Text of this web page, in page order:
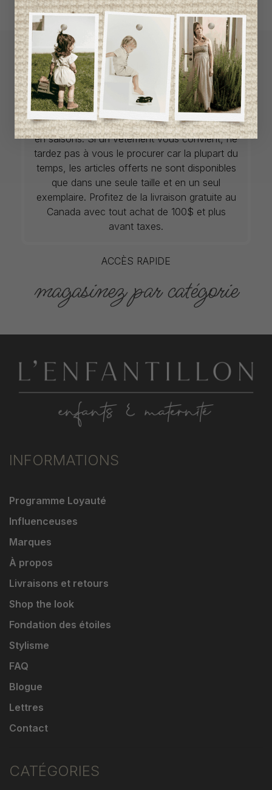
L`Enfantillon propose des collections pour de
vêtements pour bébés de créateurs
européens et canadiens à prix imbattables.
Nous dénichons les perles rares et
choisissons les plus belles pièces de saisons
en saisons. Si un vêtement vous convient, ne
tardez pas à vous le procurer car la plupart du
temps, les articles offerts ne sont disponibles
que dans une seule taille et en un seul
exemplaire. Profitez de la livraison gratuite au
Canada avec tout achat de 100$ et plus
avant taxes.
ACCÈS RAPIDE
magasinez par catégorie
INFORMATIONS
Programme Loyauté
Influenceuses
Marques
À propos
Livraisons et retours
Shop the look
Fondation des étoiles
Stylisme
FAQ
Blogue
Lettres
Contact
CATÉGORIES